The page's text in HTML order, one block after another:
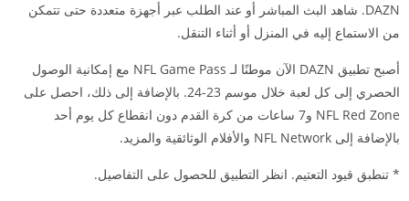
DAZN. شاهد البث المباشر أو عند الطلب عبر أجهزة متعددة حتى تتمكن
من الاستماع إليه في المنزل أو أثناء التنقل.
أصبح تطبيق DAZN الآن موطنًا لـ NFL Game Pass مع إمكانية الوصول
الحصري إلى كل لعبة خلال موسم 23-24. بالإضافة إلى ذلك، احصل على
NFL Red Zone و7 ساعات من كرة القدم دون انقطاع كل يوم أحد
بالإضافة إلى NFL Network والأفلام الوثائقية والمزيد.
* تنطبق قيود التعتيم. انظر التطبيق للحصول على التفاصيل.